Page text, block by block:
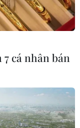
phí rút
thu phí dự án
cá nhân bán